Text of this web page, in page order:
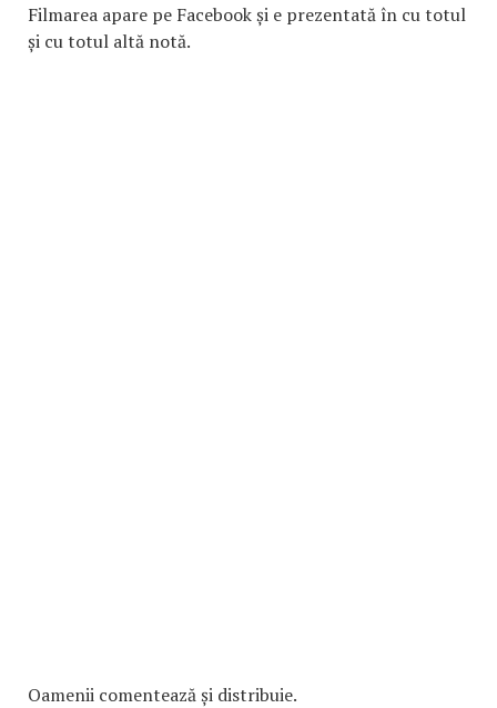
Filmarea apare pe Facebook și e prezentată în cu totul
și cu totul altă notă.
Oamenii comentează și distribuie.